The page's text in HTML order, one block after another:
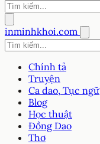
inminhkhoi.com
Chính tả
Truyện
Ca dao, Tục ngữ
Blog
Học thuật
Đồng Dao
Thơ